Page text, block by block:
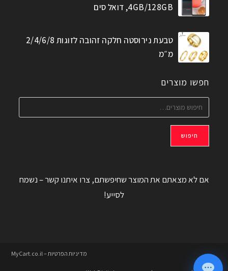
4GB/128GB, דואל סים
טבעת נירוסטה חלקה זהובה לזוגות 2/4/6/8
מ״מ
חפשו מוצרים
חיפוש
אם לא מצאתם את המוצר שחיפשתם, צרו איתנו קשר – נשמח
לסייע!
מדיניות הפרטיות – MyCart.co.il